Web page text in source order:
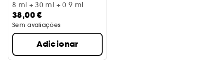
8 ml + 30 ml + 0.9 ml
38,00 €
Sem avaliações
Adicionar